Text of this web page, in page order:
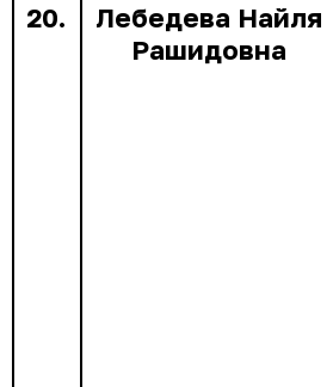
20.
Лебедева Найля
Рашидовна